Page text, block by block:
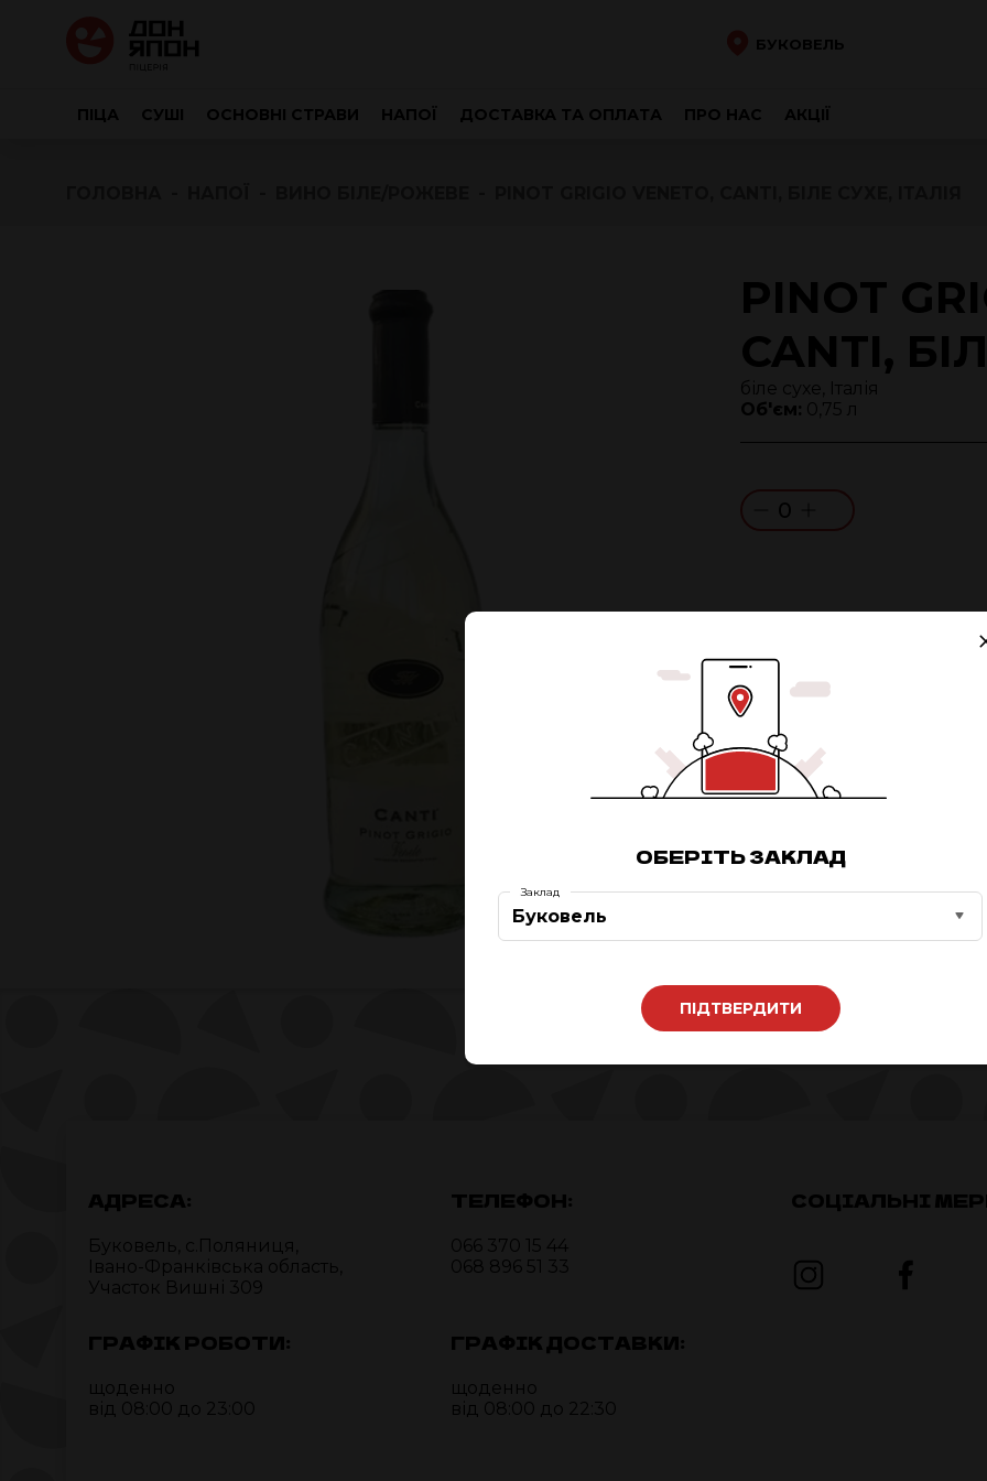
БУКОВЕЛЬ
ПІЦА СУШІ ОСНОВНІ СТРАВИ НАПОЇ ДОСТАВКА ТА ОПЛАТА ПРО НАС АКЦІЇ
PINOT
CANTI,
біле сухе, Італія
Об'єм: 0,75 л
0
АДРЕСА:
Буковель, c.Поляниця,
Івано-Франківська область,
Участок Вишні 309
ТЕЛЕФОН:
066 370 15 44
068 896 51 33
ГРАФІК РОБОТИ:
щоденно
від 08:00 до 23:00
ГРАФІК ДОСТАВКИ:
щоденно
від 08:00 до 22:30
СОЦІАЛЬНІ
ОБЕРІТЬ ЗАКЛАД
Буковель
Заклад
ПІДТВЕРДИТИ